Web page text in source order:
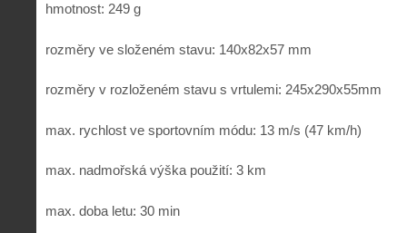
hmotnost: 249 g
rozměry ve složeném stavu: 140x82x57 mm
rozměry v rozloženém stavu s vrtulemi: 245x290x55mm
max. rychlost ve sportovním módu: 13 m/s (47 km/h)
max. nadmořská výška použití: 3 km
max. doba letu: 30 min